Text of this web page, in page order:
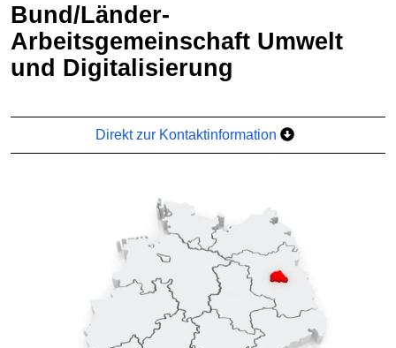
Bund/Länder-
Arbeitsgemeinschaft Umwelt
und Digitalisierung
Direkt zur Kontaktinformation